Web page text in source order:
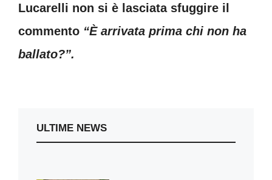
Lucarelli non si è lasciata sfuggire il
commento “È arrivata prima chi non ha
ballato?”.
ULTIME NEWS